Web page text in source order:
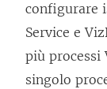
configurare
Service e
più processi
singolo